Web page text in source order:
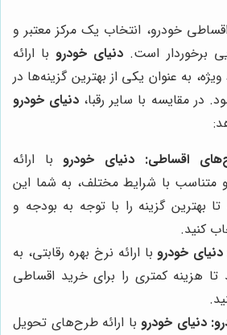
خودرو، انتخاب یک مرکز معتبر و
برخوردار است. دنیای خودروبا ارائه
به عنوان یکی از بهترین گزینه‌ها در
در مقایسه با سایر رقبا، دنیای خودرو
اقساطی: دنیای خودروبا ارائه
با شرایط مختلف، به شما این
بهترین گزینه را با توجه به بودجه و
کنید.
دنیای خودروبا ارائه نرخ بهره رقابتی، به
هزینه کمتری را برای خرید اقساطی
دنیای خودرو با ارائه طرح‌های تحویل